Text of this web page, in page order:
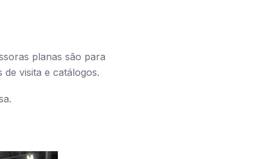
planas são para
visita e catálogos.